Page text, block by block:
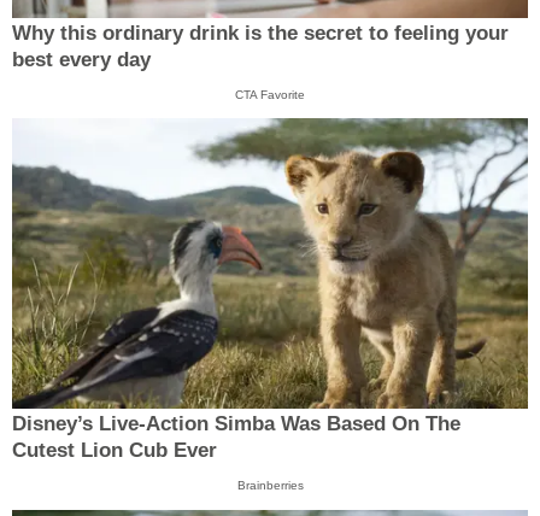
Why this ordinary drink is the secret to feeling your
best every day
CTA Favorite
Disney’s Live-Action Simba Was Based On The
Cutest Lion Cub Ever
Brainberries